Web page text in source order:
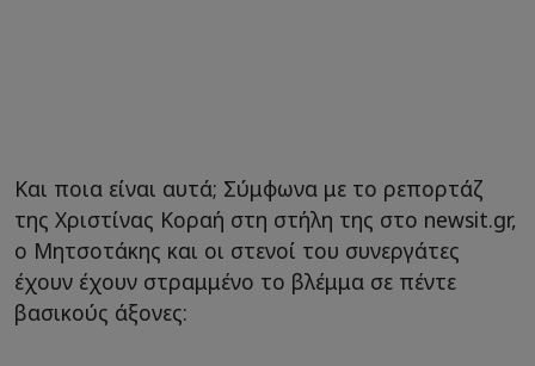
Και ποια είναι αυτά; Σύμφωνα με το ρεπορτάζ
της Χριστίνας Κοραή στη στήλη της στο newsit.gr,
ο Μητσοτάκης και οι στενοί του συνεργάτες
έχουν έχουν στραμμένο το βλέμμα σε πέντε
βασικούς άξονες: